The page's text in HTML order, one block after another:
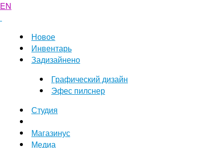
EN
Новое
Инвентарь
Задизайнено
Графический дизайн
Эфес пилснер
Студия
Магазинус
Медиа